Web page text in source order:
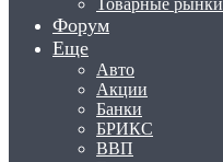
Товарные рынки
Форум
Еще
Авто
Акции
Банки
БРИКС
ВВП